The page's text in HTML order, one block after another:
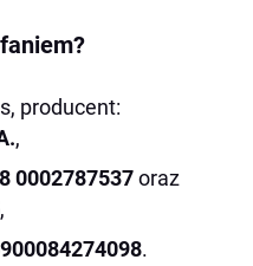
producent:
,
0002787537oraz
,
.